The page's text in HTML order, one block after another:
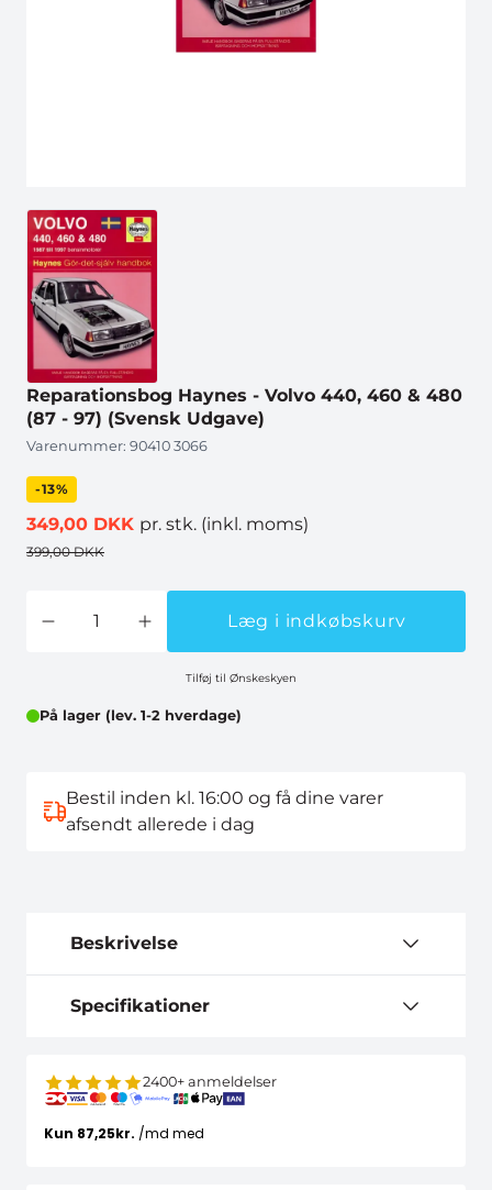
Reparationsbog Haynes - Volvo 440, 460 & 480
(87 - 97) (Svensk Udgave)
Varenummer: 90410 3066
-13%
349,00 DKK pr. stk. (inkl. moms)
399,00 DKK
Læg i indkøbskurv
Tilføj til Ønskeskyen
På lager (lev. 1-2 hverdage)
Bestil inden kl. 16:00 og få dine varer
afsendt allerede i dag
Beskrivelse
Specifikationer
2400+ anmeldelser